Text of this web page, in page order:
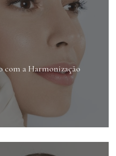
com a Harmonização